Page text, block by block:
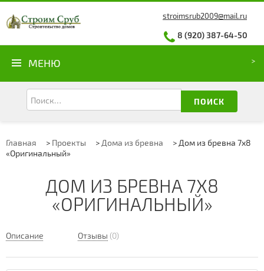
stroimsrub2009@mail.ru
8 (920) 387-64-50
МЕНЮ
ПОИСК
Главная > Проекты > Дома из бревна > Дом из бревна 7х8
«Оригинальный»
ДОМ ИЗ БРЕВНА 7Х8
«ОРИГИНАЛЬНЫЙ»
Описание Отзывы (0)